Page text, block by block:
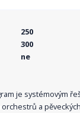
250
300
ne
je systémovým
a